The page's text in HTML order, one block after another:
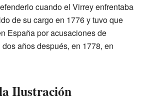
cuando el Virrey enfrentaba
de su cargo en 1776 y tuvo que
España por acusaciones de
años después, en 1778, en
Ilustración